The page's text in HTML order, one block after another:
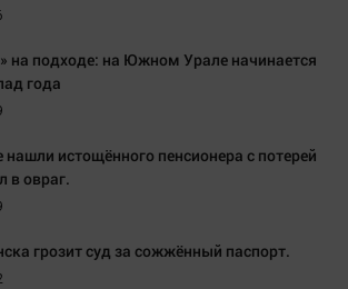
на подходе: на Южном Урале начинается
года
истощённого пенсионера с потерей
в овраг.
грозит суд за сожжённый паспорт.